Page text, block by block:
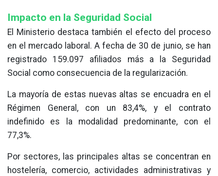
Impacto en la Seguridad Social
El Ministerio destaca también el efecto del proceso
en el mercado laboral. A fecha de 30 de junio, se han
registrado 159.097 afiliados más a la Seguridad
Social como consecuencia de la regularización.
La mayoría de estas nuevas altas se encuadra en el
Régimen General, con un 83,4%, y el contrato
indefinido es la modalidad predominante, con el
77,3%.
Por sectores, las principales altas se concentran en
hostelería, comercio, actividades administrativas y